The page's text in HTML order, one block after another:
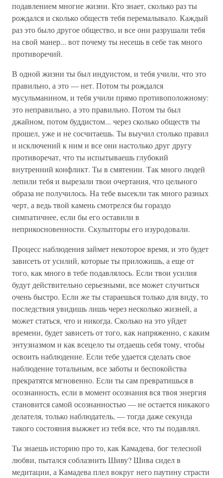
подавлением многие жизни. Кто знает, сколько раз ты
рождался и сколько обществ тебя перемалывало. Каждый
раз это было другое общество, и все они разрушали тебя
на свой манер... вот почему ты несешь в себе так много
противоречий.
В одной жизни ты был индуистом, и тебя учили, что это
правильно, а это — нет. Потом ты рождался
мусульманином, и тебя учили прямо противоположному:
это неправильно, а это правильно. Потом ты был
джайном, потом буддистом... через сколько обществ ты
прошел, уже и не сосчитаешь. Ты выучил столько правил
и исключений к ним и все они настолько друг другу
противоречат, что ты испытываешь глубокий
внутренний конфликт. Ты в смятении. Так много людей
лепили тебя и вырезали твои очертания, что цельного
образа не получилось. На тебе высекли так много разных
черт, а ведь твой камень смотрелся бы гораздо
симпатичнее, если бы его оставили в
неприкосновенности. Скульпторы его изуродовали.
Процесс наблюдения займет некоторое время, и это будет
зависеть от усилий, которые ты приложишь, а еще от
того, как много в тебе подавлялось. Если твои усилия
будут действительно серьезными, все может случиться
очень быстро. Если же ты стараешься только для виду, то
последствия увидишь лишь через несколько жизней, а
может статься, что и никогда. Сколько на это уйдет
времени, будет зависеть от того, как напряженно, с каким
энтузиазмом и как всецело ты отдаешь себя тому, чтобы
освоить наблюдение. Если тебе удается сделать свое
наблюдение тотальным, все заботы и беспокойства
прекратятся мгновенно. Если ты сам превратишься в
осознанность, если в момент осознания вся твоя энергия
становится самой осознанностью — не остается никакого
делателя, только наблюдатель, — тогда даже секунда
такого состояния выжжет из тебя все, что ты подавлял.
Ты знаешь историю про то, как Камадева, бог телесной
любви, пытался соблазнить Шиву? Шива сидел в
медитации, а Камадева плел вокруг него паутину страсти